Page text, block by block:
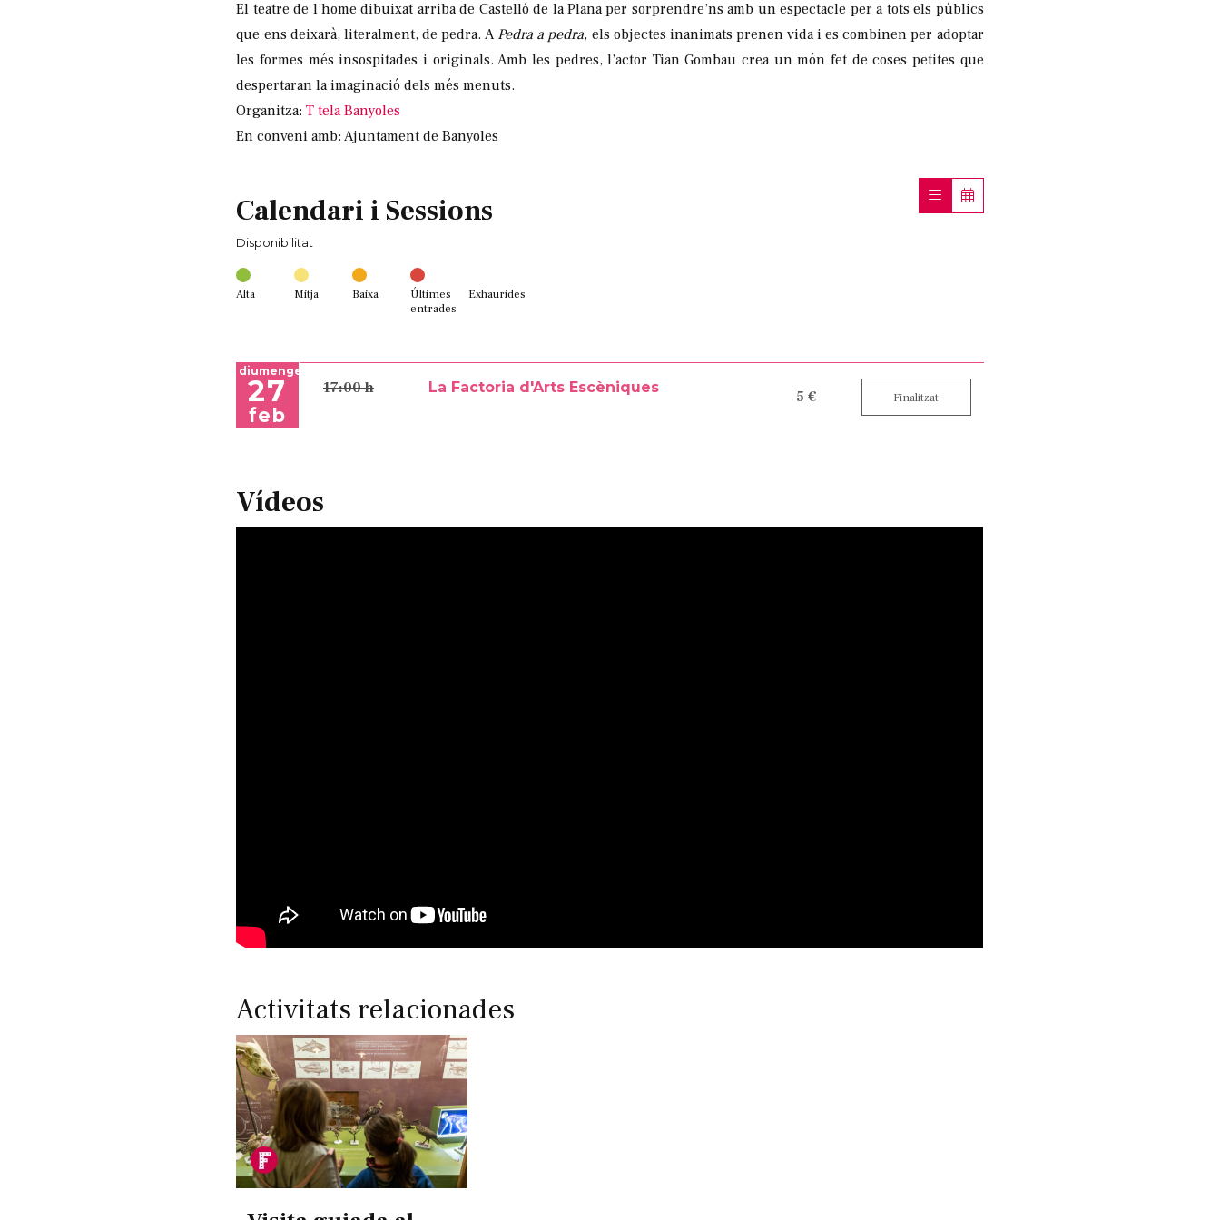
El teatre de l’home dibuixat arriba de Castelló de la Plana per sorprendre’ns amb un espectacle per a tots els públics
que ens deixarà, literalment, de pedra. A Pedra a pedra, els objectes inanimats prenen vida i es combinen per adoptar
les formes més insospitades i originals. Amb les pedres, l’actor Tian Gombau crea un món fet de coses petites que
despertaran la imaginació dels més menuts.
Organitza:T tela Banyoles
En conveni amb: Ajuntament de Banyoles
Calendari i Sessions
Disponibilitat
Alta Mitja Baixa
Últimes
entrades
Exhaurides
diumenge
27
feb
17:00 h La Factoria d'Arts Escèniques
5 € Finalitzat
Vídeos
Activitats relacionades